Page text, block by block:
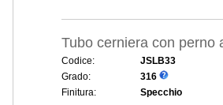
Tubo cerniera con
Codice:
JSLB33
Grado:
316
Finitura:
Specchio